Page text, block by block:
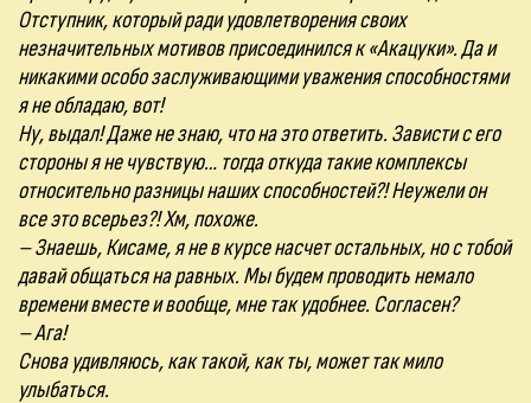
Отступник, который ради удовлетворения своих
незначительных мотивов присоединился к «Акацуки». Да и
никакими особо заслуживающими уважения способностями
я не обладаю, вот!
Ну, выдал! Даже не знаю, что на это ответить. Зависти с его
стороны я не чувствую… тогда откуда такие комплексы
относительно разницы наших способностей?! Неужели он
все это всерьез?! Хм, похоже.
– Знаешь, Кисаме, я не в курсе насчет остальных, но с тобой
давай общаться на равных. Мы будем проводить немало
времени вместе и вообще, мне так удобнее. Согласен?
– Ага!
Снова удивляюсь, как такой, как ты, может так мило
улыбаться.